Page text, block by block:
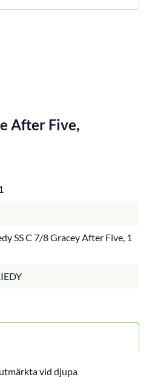
After Five,
SS C 7/8 Gracey After Five, 1
vid djupa